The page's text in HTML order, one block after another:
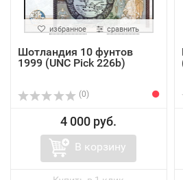
избранное сравнить
Шотландия 10 фунтов
1999 (UNC Pick 226b)
(0)
4 000 руб.
В корзину